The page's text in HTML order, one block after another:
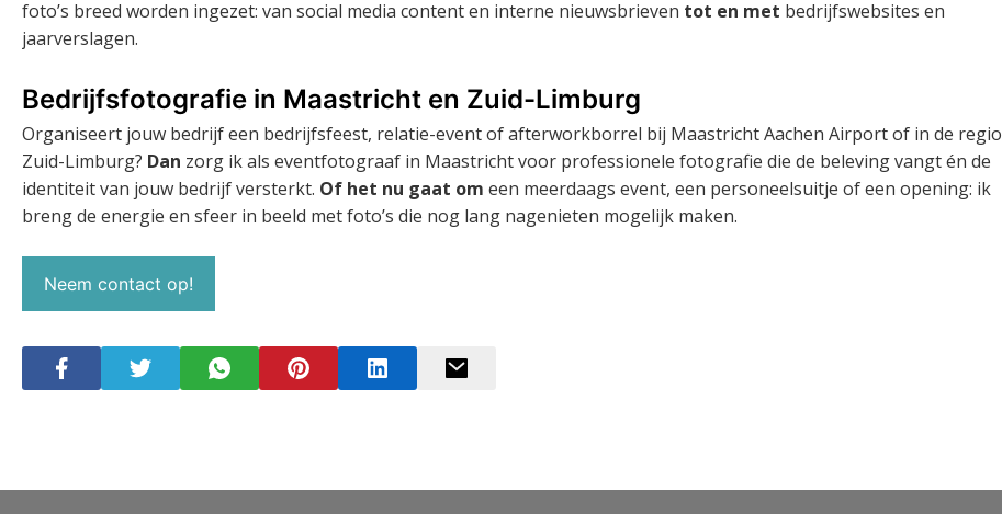
foto’s breed worden ingezet: van social media content en interne nieuwsbrieven tot en met bedrijfswebsites en
jaarverslagen.
Bedrijfsfotografie in Maastricht en Zuid-Limburg
Organiseert jouw bedrijf een bedrijfsfeest, relatie-event of afterworkborrel bij Maastricht Aachen Airport of in de regio
Zuid-Limburg? Dan zorg ik als eventfotograaf in Maastricht voor professionele fotografie die de beleving vangt én de
identiteit van jouw bedrijf versterkt. Of het nu gaat om een meerdaags event, een personeelsuitje of een opening: ik
breng de energie en sfeer in beeld met foto’s die nog lang nagenieten mogelijk maken.
Neem contact op!